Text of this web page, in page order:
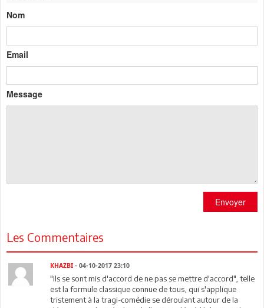
Nom
Email
Message
Envoyer
Les Commentaires
KHAZBI - 04-10-2017 23:10
"Ils se sont mis d'accord de ne pas se mettre d'accord", telle
est la formule classique connue de tous, qui s'applique
tristement à la tragi-comédie se déroulant autour de la